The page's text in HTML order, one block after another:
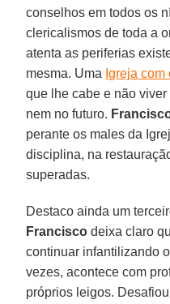
conselhos em todos os
clericalismos de toda a
atenta as periferias
mesma. Uma Igreja com
que lhe cabe e não
nem no futuro.
perante os males da
disciplina, na
superadas.
Destaco ainda um
Francisco deixa claro
continuar infantilizando
vezes, acontece com
próprios leigos.